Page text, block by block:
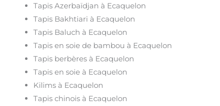
Tapis Azerbaïdjan à Ecaquelon
Tapis Bakhtiari à Ecaquelon
Tapis Baluch à Ecaquelon
Tapis en soie de bambou à Ecaquelon
Tapis berbères à Ecaquelon
Tapis en soie à Ecaquelon
Kilims à Ecaquelon
Tapis chinois à Ecaquelon